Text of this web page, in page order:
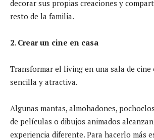
decorar sus propias creaciones y
resto de la familia.
2. Crear un cine en casa
Transformar el living en una sala de cine
sencilla y atractiva.
Algunas mantas, almohadones,
de películas o dibujos animados
experiencia diferente. Para hacerlo más